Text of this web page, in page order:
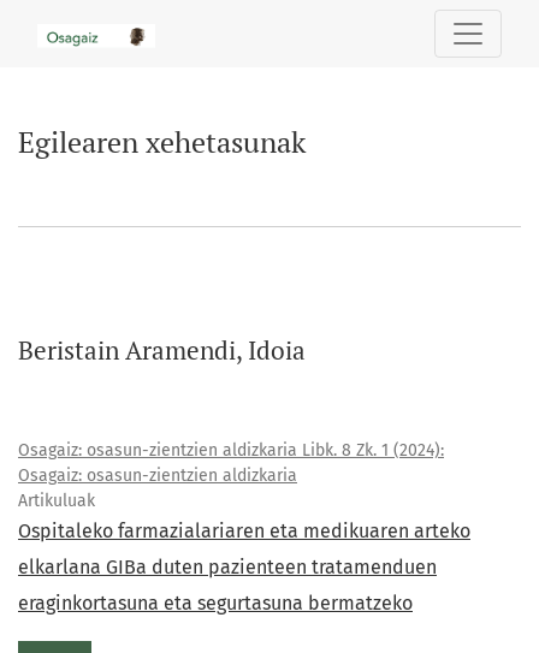
Egilearen xehetasunak
Beristain Aramendi, Idoia
Osagaiz: osasun-zientzien aldizkaria Libk. 8 Zk. 1 (2024):
Osagaiz: osasun-zientzien aldizkaria
Artikuluak
Ospitaleko farmazialariaren eta medikuaren arteko
elkarlana GIBa duten pazienteen tratamenduen
eraginkortasuna eta segurtasuna bermatzeko